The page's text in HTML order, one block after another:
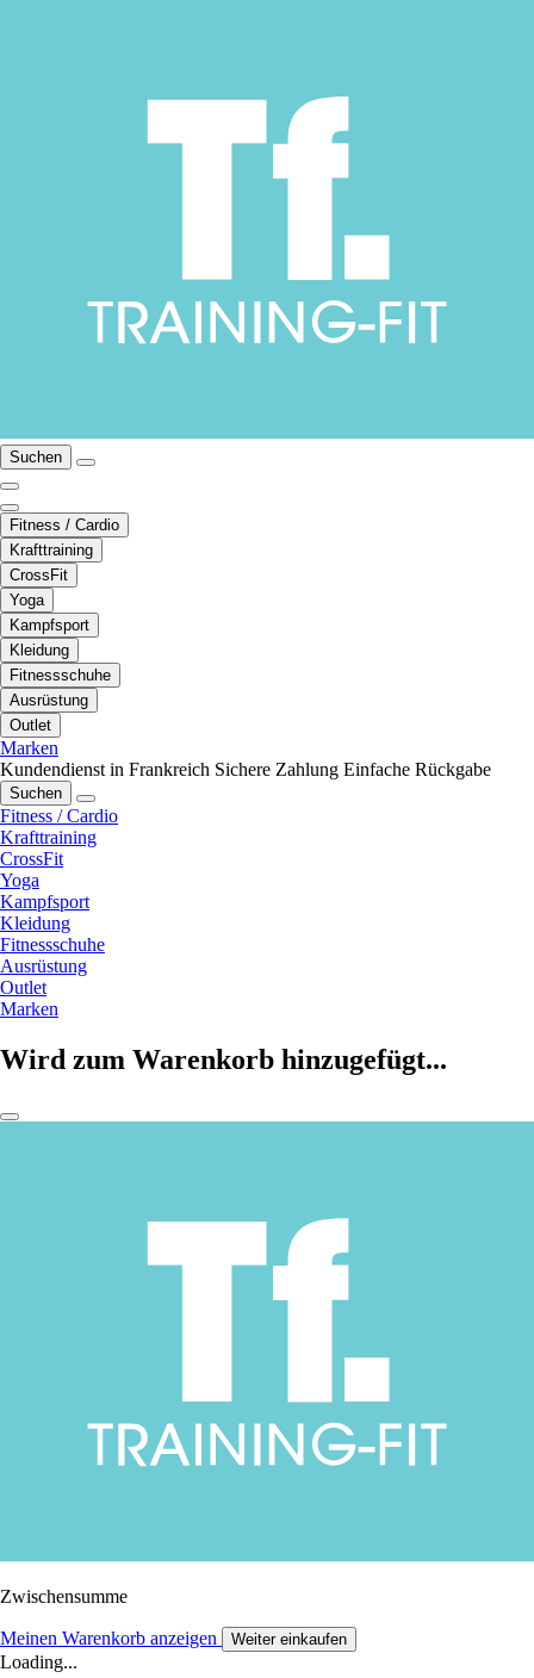
Suchen
Fitness / Cardio
Krafttraining
CrossFit
Yoga
Kampfsport
Kleidung
Fitnessschuhe
Ausrüstung
Outlet
Marken
Kundendienst in Frankreich Sichere Zahlung Einfache Rückgabe
Suchen
Fitness / Cardio
Krafttraining
CrossFit
Yoga
Kampfsport
Kleidung
Fitnessschuhe
Ausrüstung
Outlet
Marken
Wird zum Warenkorb hinzugefügt...
Zwischensumme
Meinen Warenkorb anzeigen Weiter einkaufen
Loading...